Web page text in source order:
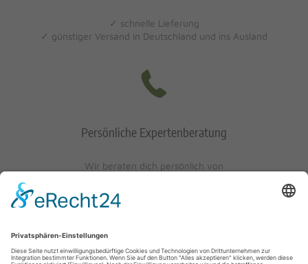
✓ schnelle Lieferung
✓ günstiger Versand in Deutschland und ins Ausland
Persönliche Expertenberatung
Wir beraten dich persönlich von
0621/405401-10